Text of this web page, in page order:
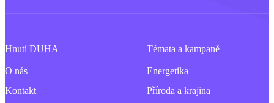
Hnutí DUHA
O nás
Kontakt
Témata a kampaně
Energetika
Příroda a krajina